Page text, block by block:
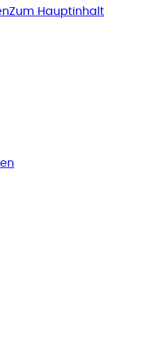
Zum Hauptinhalt